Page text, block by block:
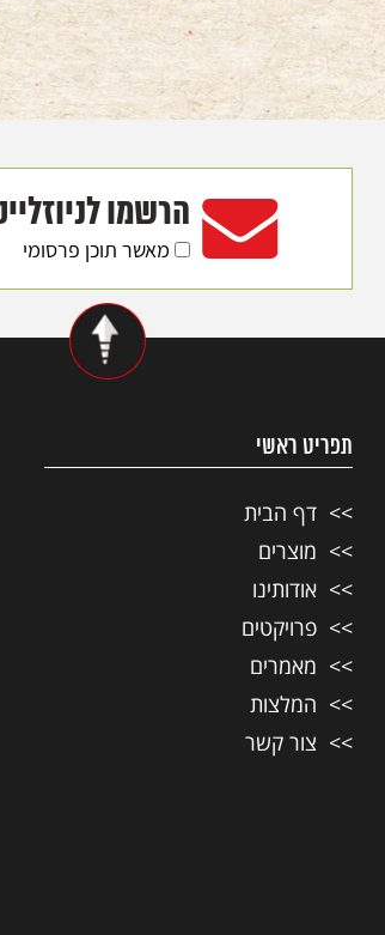
הרשמו
מאשר תוכן פרסומי
תפריט ראשי
דף הבית
מוצרים
אודותינו
פרויקטים
מאמרים
המלצות
צור קשר